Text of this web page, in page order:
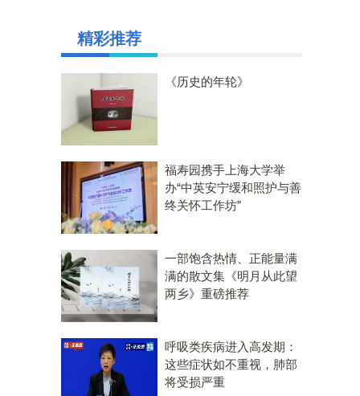
精彩推荐
《历史的年轮》
福寿园携手上海大学举
办“中英安宁缓和照护与善
终关怀工作坊”
一部饱含热情、正能量满
满的散文集《明月从此望
两乡》重磅推荐
呼吸类疾病进入高发期：
这些症状如不重视，肺部
将受损严重